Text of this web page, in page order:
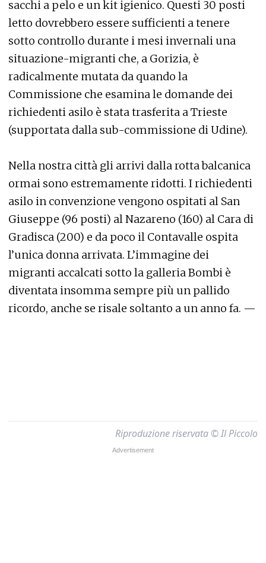
sacchi a pelo e un kit igienico. Questi 30 posti
letto dovrebbero essere sufficienti a tenere
sotto controllo durante i mesi invernali una
situazione-migranti che, a Gorizia, è
radicalmente mutata da quando la
Commissione che esamina le domande dei
richiedenti asilo è stata trasferita a Trieste
(supportata dalla sub-commissione di Udine).
Nella nostra città gli arrivi dalla rotta balcanica
ormai sono estremamente ridotti. I richiedenti
asilo in convenzione vengono ospitati al San
Giuseppe (96 posti) al Nazareno (160) al Cara di
Gradisca (200) e da poco il Contavalle ospita
l’unica donna arrivata. L’immagine dei
migranti accalcati sotto la galleria Bombi è
diventata insomma sempre più un pallido
ricordo, anche se risale soltanto a un anno fa. —
Riproduzione riservata © Il Piccolo